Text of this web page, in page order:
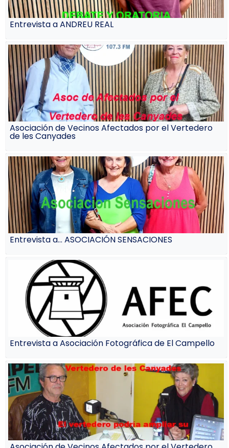
Entrevista a ANDREU REAL
Asociación de Vecinos Afectados por el Vertedero
de les Canyades
Entrevista a… ASOCIACIÓN SENSACIONES
Entrevista a Asociación Fotográfica de El Campello